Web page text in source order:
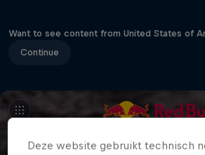
Want to see content from United States of
Continue
Deze website gebruikt technisch